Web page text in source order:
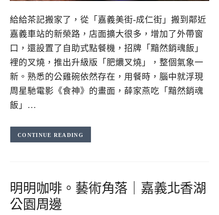
給給茶記搬家了，從「嘉義美街-成仁街」搬到鄰近
嘉義車站的新榮路，店面擴大很多，增加了外帶窗
口，還設置了自助式點餐機，招牌「黯然銷魂飯」
裡的叉燒，推出升級版「肥燶叉燒」，整個氣象一
新。熟悉的公雞碗依然存在，用餐時，腦中就浮現
周星馳電影《食神》的畫面，薛家燕吃「黯然銷魂
飯」…
CONTINUE READING
明明咖啡。藝術角落｜嘉義北香湖
公園周邊